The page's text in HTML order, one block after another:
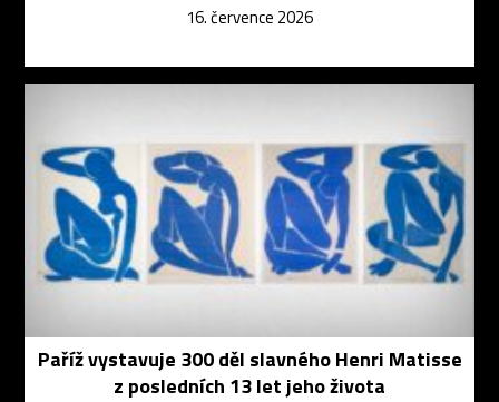
16. července 2026
Paříž vystavuje 300 děl slavného Henri Matisse
z posledních 13 let jeho života